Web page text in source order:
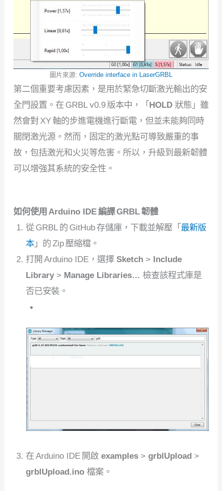
圖片來源: Override interface in LaserGRBL
第二個重要考慮因素，是用於緊急切斷激光輸出的安
全門設置。在 GRBL v0.9 版本中，「 HOLD狀態」雖
然會對 XY 軸的步進電機進行斷電，但並未能夠同時
關閉激光源。然而，固定的激光點可導致嚴重的事
故，包括激光和火災等危害。所以，升級到最新韌體
可以增強其系統的安全性。
如何使用 Arduino IDE 編譯 GRBL 韌體
從 GRBL 的 GitHub 存儲庫，下載並解壓「 最新版
本 」的 Zip 壓縮檔。
打開 Arduino IDE，選擇Sketch > Include
Library > Manage Libraries… 檢查該程式庫是
否已安裝。
在 Arduino IDE 開啟examples >grblUpload >
grblUpload.ino 檔案。